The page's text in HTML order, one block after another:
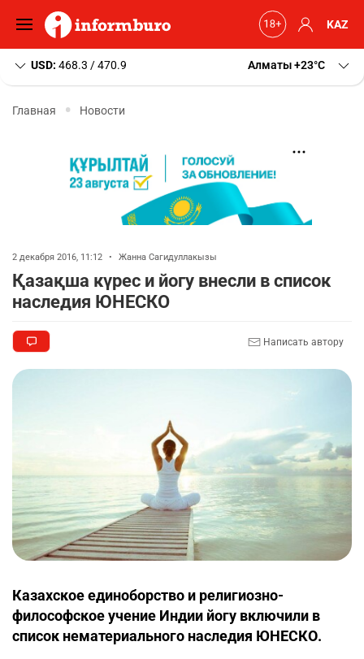
KAZ
USD: 468.3 / 470.9 Алматы+23 C
Главная Новости
2 декабря 2016, 11:12 • Жанна Сагидуллакызы
Қазақша күрес и йогу внесли в список
наследия ЮНЕСКО
Написать автору
Казахское единоборство и религиозно-
философское учение Индии йогу включили в
список нематериального наследия ЮНЕСКО.